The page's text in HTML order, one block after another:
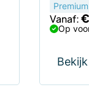
Premium
Vanaf:€
Op